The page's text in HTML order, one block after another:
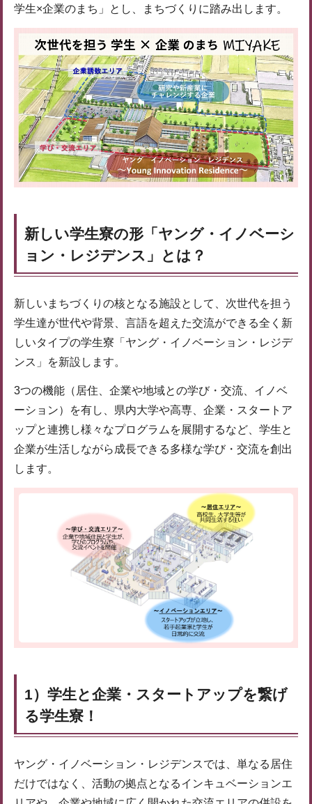
学生×企業のまち」とし、まちづくりに踏み出します。
新しい学生寮の形「ヤング・イノベーシ
ョン・レジデンス」とは？
新しいまちづくりの核となる施設として、次世代を担う
学生達が世代や背景、言語を超えた交流ができる全く新
しいタイプの学生寮「ヤング・イノベーション・レジデ
ンス」を新設します。
3つの機能（居住、企業や地域との学び・交流、イノベ
ーション）を有し、県内大学や高専、企業・スタートア
ップと連携し様々なプログラムを展開するなど、学生と
企業が生活しながら成長できる多様な学び・交流を創出
します。
1）学生と企業・スタートアップを繋げ
る学生寮！
ヤング・イノベーション・レジデンスでは、単なる居住
だけではなく、活動の拠点となるインキュベーションエ